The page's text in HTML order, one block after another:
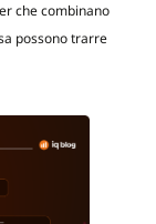
che combinano
possono trarre